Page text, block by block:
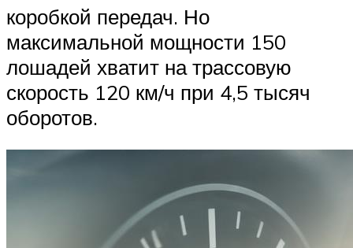
коробкой передач. Но
максимальной мощности 150
лошадей хватит на трассовую
скорость 120 км/ч при 4,5 тысяч
оборотов.